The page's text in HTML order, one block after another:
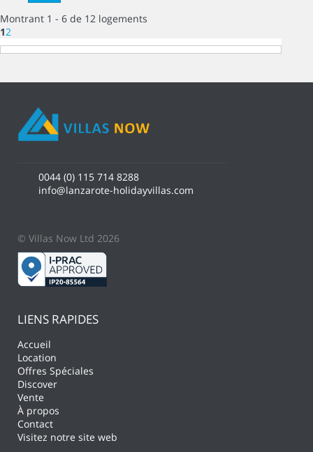
Montrant 1 - 6 de 12 logements
12
0044 (0) 115 714 8288
info@lanzarote-holidayvillas.com
© Villas Now Ltd 2026
LIENS RAPIDES
Accueil
Location
Offres Spéciales
Discover
Vente
À propos
Contact
Visitez notre site web